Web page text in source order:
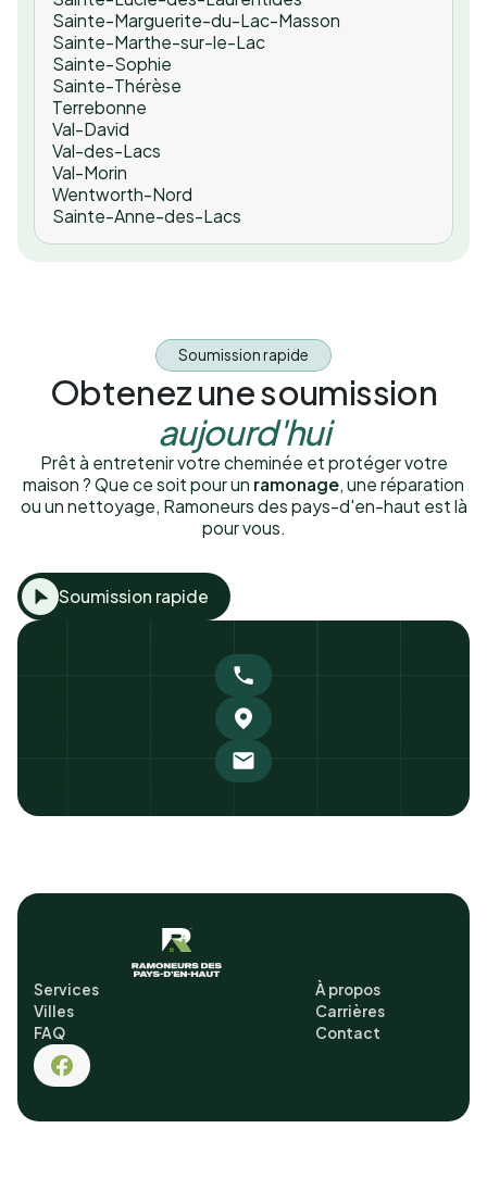
Sainte-Marguerite-du-Lac-Masson
Sainte-Marthe-sur-le-Lac
Sainte-Sophie
Sainte-Thérèse
Terrebonne
Val-David
Val-des-Lacs
Val-Morin
Wentworth-Nord
Sainte-Anne-des-Lacs
Soumission rapide
Obtenez une soumission
aujourd'hui
Prêt à entretenir votre cheminée et protéger votre
maison ? Que ce soit pour un ramonage , une réparation
ou un nettoyage, Ramoneurs des pays-d'en-haut est là
pour vous.
Soumission rapide
Services
Villes
FAQ
À propos
Carrières
Contact